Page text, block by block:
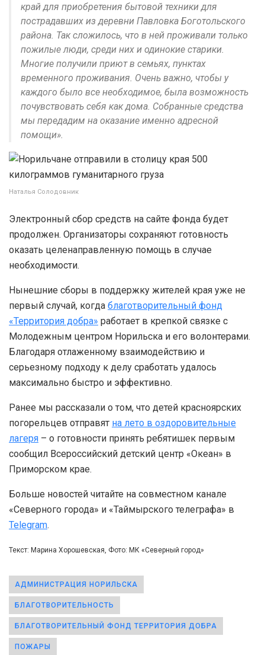
край для приобретения бытовой техники для
пострадавших из деревни Павловка Боготольского
района. Так сложилось, что в ней проживали только
пожилые люди, среди них и одинокие старики.
Многие получили приют в семьях, пунктах
временного проживания. Очень важно, чтобы у
каждого было все необходимое, была возможность
почувствовать себя как дома. Собранные средства
мы передадим на оказание именно адресной
помощи».
Наталья Солодовник
Электронный сбор средств на сайте фонда будет
продолжен. Организаторы сохраняют готовность
оказать целенаправленную помощь в случае
необходимости.
Нынешние сборы в поддержку жителей края уже не
первый случай, когда благотворительный фонд
«Территория добра» работает в крепкой связке с
Молодежным центром Норильска и его волонтерами.
Благодаря отлаженному взаимодействию и
серьезному подходу к делу сработать удалось
максимально быстро и эффективно.
Ранее мы рассказали о том, что детей красноярских
погорельцев отправят на лето в оздоровительные
лагеря – о готовности принять ребятишек первым
сообщил Всероссийский детский центр «Океан» в
Приморском крае.
Больше новостей читайте на совместном канале
«Северного города» и «Таймырского телеграфа» в
Telegram.
Текст: Марина Хорошевская, Фото: МК «Северный город»
АДМИНИСТРАЦИЯ НОРИЛЬСКА
БЛАГОТВОРИТЕЛЬНОСТЬ
БЛАГОТВОРИТЕЛЬНЫЙ ФОНД ТЕРРИТОРИЯ ДОБРА
ПОЖАРЫ